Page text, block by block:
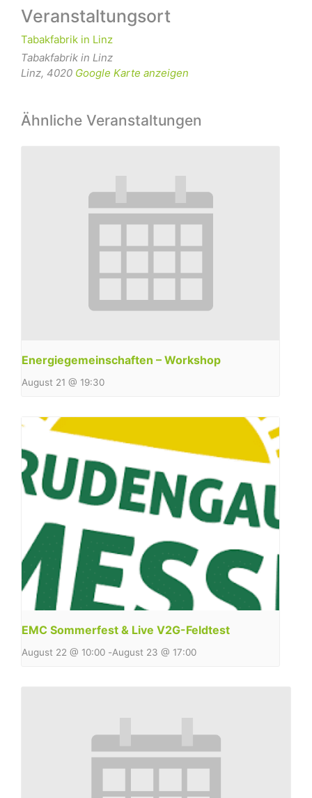
Veranstaltungsort
Tabakfabrik in Linz
Tabakfabrik in Linz
Linz, 4020 Google Karte anzeigen
Ähnliche Veranstaltungen
Energiegemeinschaften – Workshop
August 21 @ 19:30
EMC Sommerfest & Live V2G-Feldtest
August 22 @ 10:00 -August 23 @ 17:00